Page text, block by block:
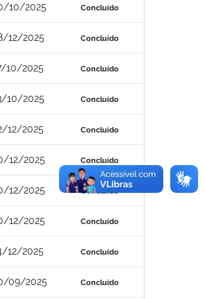
10/2025 Concluído
12/2025 Concluído
10/2025 Concluído
10/2025 Concluído
12/2025 Concluído
12/2025 Concluído
12/2025 Concluído
12/2025 Concluído
12/2025 Concluído
09/2025 Concluído